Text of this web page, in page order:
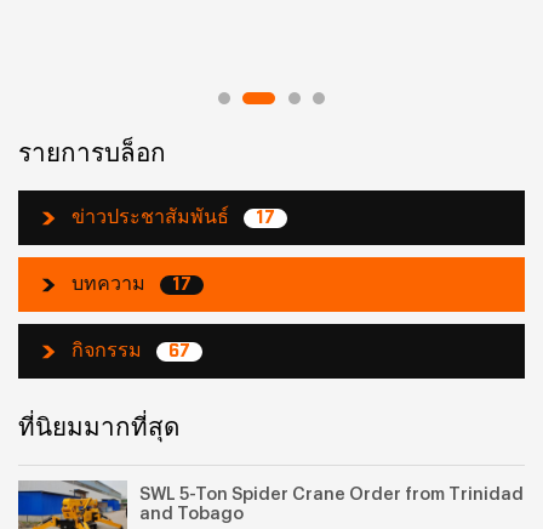
รายการบล็อก
ข่าวประชาสัมพันธ์ 17
บทความ 17
กิจกรรม 67
ที่นิยมมากที่สุด
SWL 5-Ton Spider Crane Order from Trinidad
and Tobago